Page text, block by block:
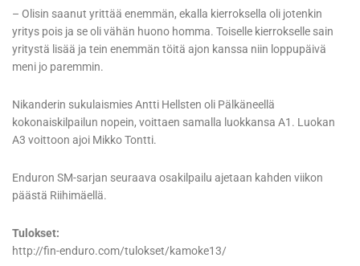
– Olisin saanut yrittää enemmän, ekalla kierroksella oli jotenkin
yritys pois ja se oli vähän huono homma. Toiselle kierrokselle sain
yritystä lisää ja tein enemmän töitä ajon kanssa niin loppupäivä
meni jo paremmin.
Nikanderin sukulaismies Antti Hellsten oli Pälkäneellä
kokonaiskilpailun nopein, voittaen samalla luokkansa A1. Luokan
A3 voittoon ajoi Mikko Tontti.
Enduron SM-sarjan seuraava osakilpailu ajetaan kahden viikon
päästä Riihimäellä.
Tulokset:
http://fin-enduro.com/tulokset/kamoke13/